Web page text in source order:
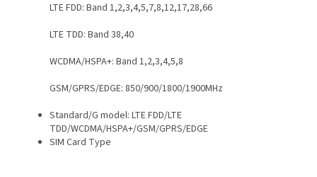
LTE FDD: Band 1,2,3,4,5,7,8,12,17,28,66
LTE TDD: Band 38,40
WCDMA/HSPA+: Band 1,2,3,4,5,8
GSM/GPRS/EDGE: 850/900/1800/1900MHz
Standard/G model: LTE FDD/LTE
TDD/WCDMA/HSPA+/GSM/GPRS/EDGE
SIM Card Type